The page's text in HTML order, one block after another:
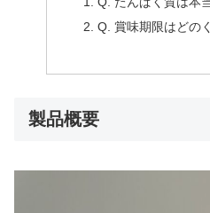
Q. 賞味期限はどの
製品概要